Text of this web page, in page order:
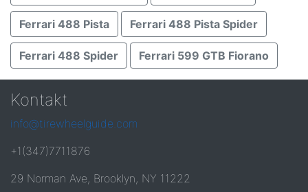
Ferrari 488 Pista Ferrari 488 Pista Spider
Ferrari 488 Spider Ferrari 599 GTB Fiorano
Kontakt
info@tirewheelguide.com
+1(347)7711876
29 Norman Ave, Brooklyn, NY 11222